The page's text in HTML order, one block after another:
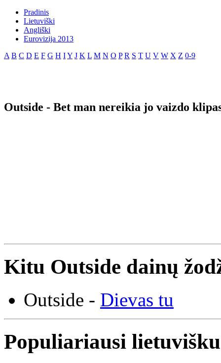
Pradinis
Lietuviški
Angliški
Eurovizija 2013
A B C D E F G H IY J K L M N O P R S T U V W X Z 0-9
Outside - Bet man nereikia jo vaizdo
Kitu Outside dainų
Outside - Dievas tu
Populiariausi